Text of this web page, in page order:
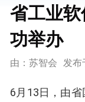
省工业
功举办
由：苏智会 发布
6月13日，由